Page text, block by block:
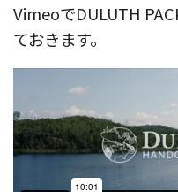
VimeoでDULUTH
ておきます。